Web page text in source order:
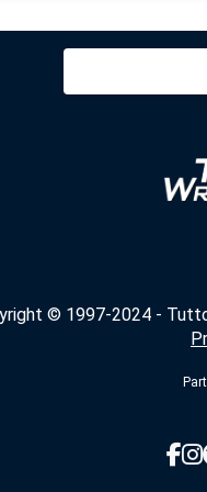
Ricerca
© 1997-2024 -